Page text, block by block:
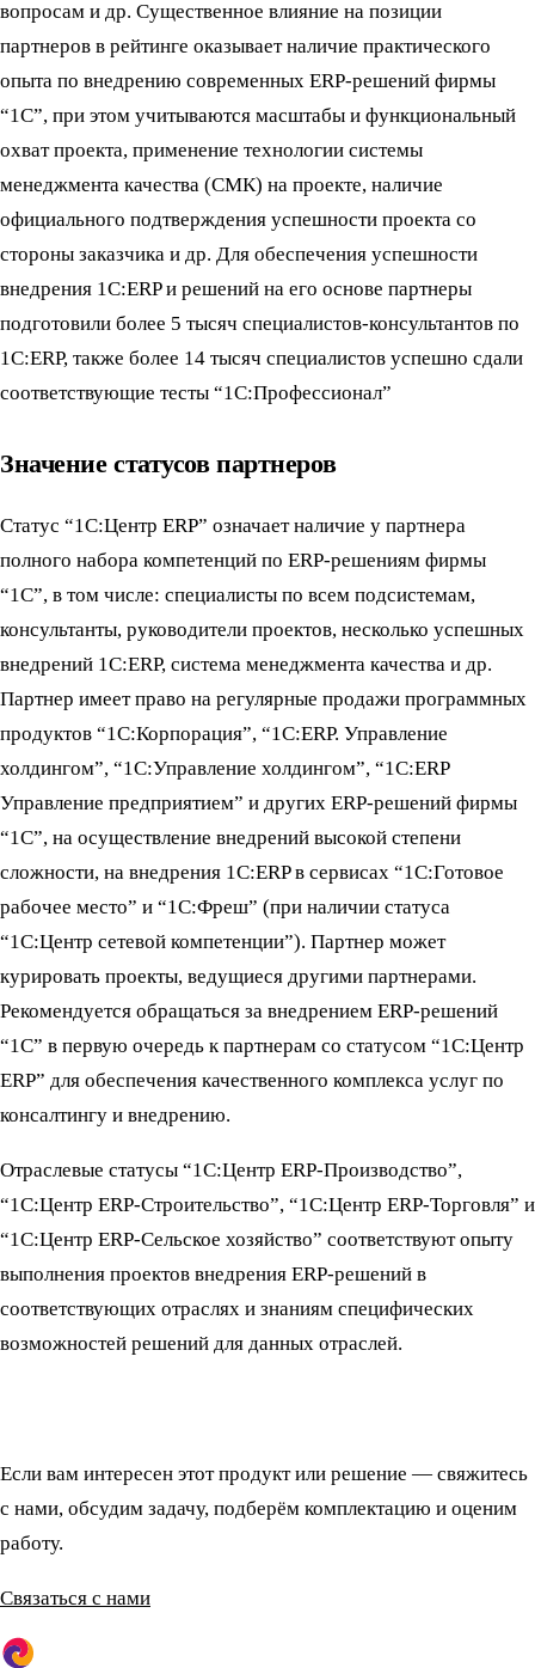
вопросам и др. Существенное влияние на позиции
партнеров в рейтинге оказывает наличие практического
опыта по внедрению современных ERP-решений фирмы
“1С”, при этом учитываются масштабы и функциональный
охват проекта, применение технологии системы
менеджмента качества (СМК) на проекте, наличие
официального подтверждения успешности проекта со
стороны заказчика и др. Для обеспечения успешности
внедрения 1С:ERP и решений на его основе партнеры
подготовили более 5 тысяч специалистов-консультантов по
1С:ERP, также более 14 тысяч специалистов успешно сдали
соответствующие тесты “1С:Профессионал”
Значение статусов партнеров
Статус “1С:Центр ERP” означает наличие у партнера
полного набора компетенций по ERP-решениям фирмы
“1С”, в том числе: специалисты по всем подсистемам,
консультанты, руководители проектов, несколько успешных
внедрений 1С:ERP, система менеджмента качества и др.
Партнер имеет право на регулярные продажи программных
продуктов “1С:Корпорация”, “1С:ERP. Управление
холдингом”, “1С:Управление холдингом”, “1С:ERP
Управление предприятием” и других ERP-решений фирмы
“1С”, на осуществление внедрений высокой степени
сложности, на внедрения 1С:ERP в сервисах “1С:Готовое
рабочее место” и “1С:Фреш” (при наличии статуса
“1С:Центр сетевой компетенции”). Партнер может
курировать проекты, ведущиеся другими партнерами.
Рекомендуется обращаться за внедрением ERP-решений
“1С” в первую очередь к партнерам со статусом “1С:Центр
ERP” для обеспечения качественного комплекса услуг по
консалтингу и внедрению.
Отраслевые статусы “1С:Центр ERP-Производство”,
“1С:Центр ERP-Строительство”, “1С:Центр ERP-Торговля” и
“1С:Центр ERP-Сельское хозяйство” соответствуют опыту
выполнения проектов внедрения ERP-решений в
соответствующих отраслях и знаниям специфических
возможностей решений для данных отраслей.
Если вам интересен этот продукт или решение — свяжитесь
с нами, обсудим задачу, подберём комплектацию и оценим
работу.
Связаться с нами